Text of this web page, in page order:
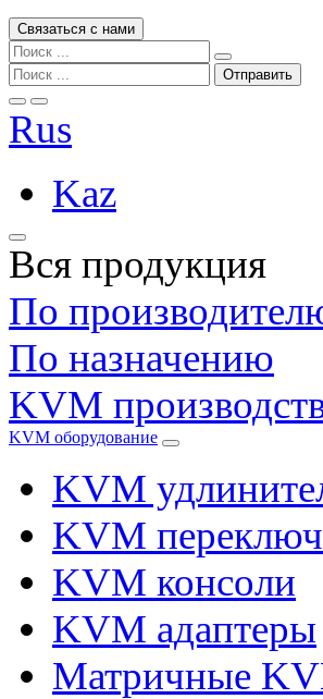
Связаться с нами
Rus
Kaz
Вся продукция
По
По назначению
KVM
KVM оборудование
KVM
KVM
KVM консоли
KVM адаптеры
Матричные